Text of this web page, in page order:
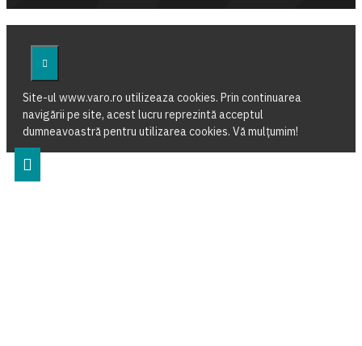
Site-ul www.varo.ro utilizeaza cookies. Prin continuarea
navigării pe site, acest lucru reprezintă acceptul
dumneavoastră pentru utilizarea cookies. Vă mulțumim!